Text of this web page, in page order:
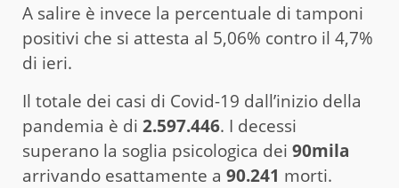
A salire è invece la percentuale di tamponi
positivi che si attesta al 5,06% contro il 4,7%
di ieri.
Il totale dei casi di Covid-19 dall’inizio della
pandemia è di 2.597.446. I decessi
superano la soglia psicologica dei 90mila
arrivando esattamente a 90.241 morti.